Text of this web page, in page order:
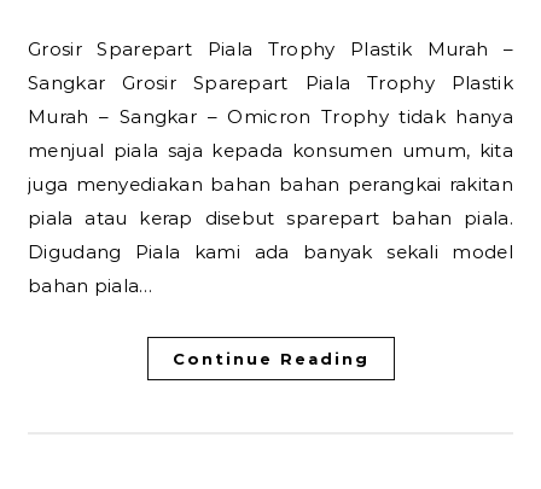
Grosir Sparepart Piala Trophy Plastik Murah –
Sangkar Grosir Sparepart Piala Trophy Plastik
Murah – Sangkar – Omicron Trophy tidak hanya
menjual piala saja kepada konsumen umum, kita
juga menyediakan bahan bahan perangkai rakitan
piala atau kerap disebut sparepart bahan piala.
Digudang Piala kami ada banyak sekali model
bahan piala…
Continue Reading